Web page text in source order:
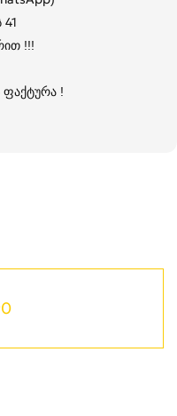
!!!
ფაქტურა !